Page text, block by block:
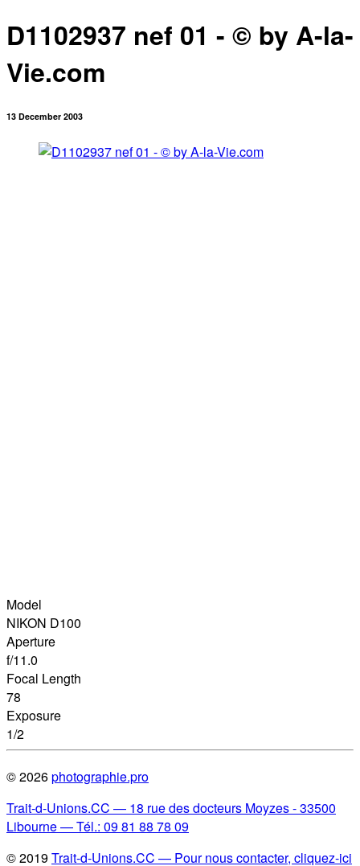
D1102937 nef 01 - © by A-la-
Vie.com
13 December 2003
Model
NIKON D100
Aperture
f/11.0
Focal Length
78
Exposure
1/2
© 2026photographie.pro
Trait-d-Unions.CC — 18 rue des docteurs Moyzes - 33500
Libourne — Tél.: 09 81 88 78 09
© 2019Trait-d-Unions.CC — Pour nous contacter, cliquez-ici